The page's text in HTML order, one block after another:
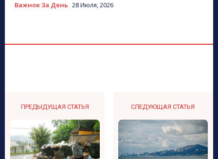
Важное За День 28 Июля, 2026
ПРЕДЫДУЩАЯ СТАТЬЯ СЛЕДУЮЩАЯ СТАТЬЯ